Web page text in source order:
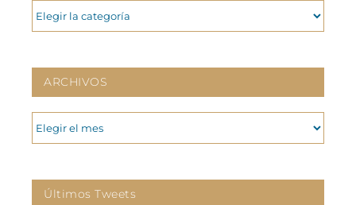
CATEGORIAS
ARCHIVOS
ARCHIVOS
Últimos Tweets